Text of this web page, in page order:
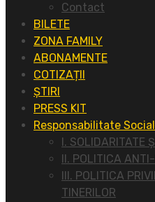
Contact
BILETE
ZONA FAMILY
ABONAMENTE
COTIZAȚII
ȘTIRI
PRESS KIT
Responsabilitate
I. SOLIDARITATE
II. POLITICA
III. POLITICA
TINERILOR